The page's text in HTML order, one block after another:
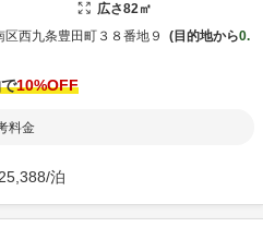
広さ82㎡
区西九条豊田町３８番地９ 目的地から0.
10%OFF
料金
25,388/泊